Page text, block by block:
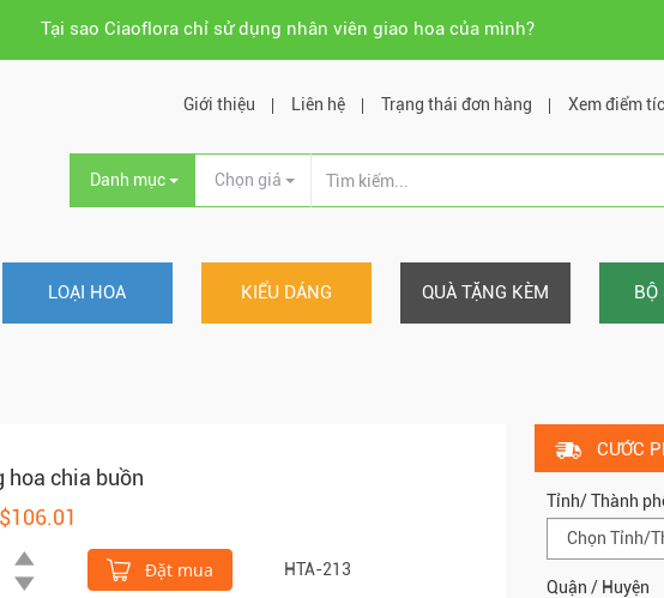
Tại sao Ciaoflora chỉ sử dụng nhân viên giao hoa của mình?
Giới thiệu Liên hệ Trạng thái đơn hàng Xem điểm
Danh mục Chọn giá
LOẠI HOA KIỂU DÁNG QUÀ TẶNG KÈM BỘ
hoa chia buồn
Đặt mua HTA-213
CƯỚC
Tỉnh/ Thành
Quận / Huyện